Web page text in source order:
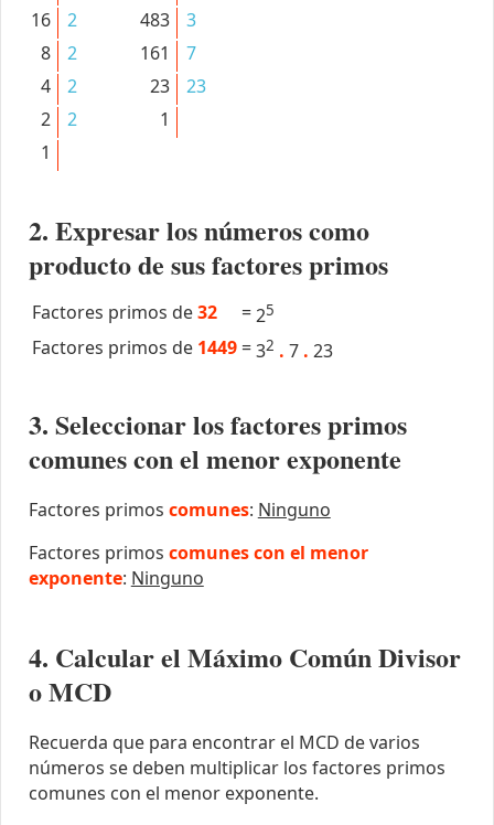
16
2
8
2
4
2
2
2
1
483
3
161
7
23
23
1
2. Expresar los números como
producto de sus factores primos
Factores primos de32 =25
Factores primos de 1449 =32 . 7 . 23
3. Seleccionar los factores primos
comunes con el menor exponente
Factores primos comunes: Ninguno
Factores primos comunes con el menor
exponente: Ninguno
4. Calcular el Máximo Común Divisor
o MCD
Recuerda que para encontrar el MCD de varios
números se deben multiplicar los factores primos
comunes con el menor exponente.